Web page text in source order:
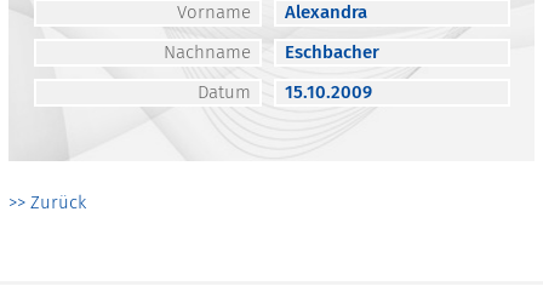
Vorname
Alexandra
Nachname
Eschbacher
Datum
15.10.2009
>> Zurück